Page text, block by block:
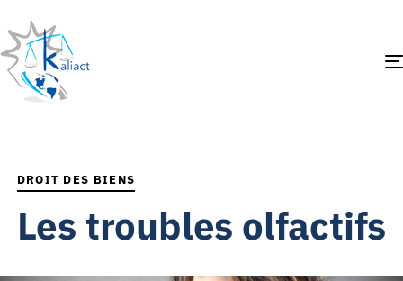
DROIT DES BIENS
Les troubles olfactifs